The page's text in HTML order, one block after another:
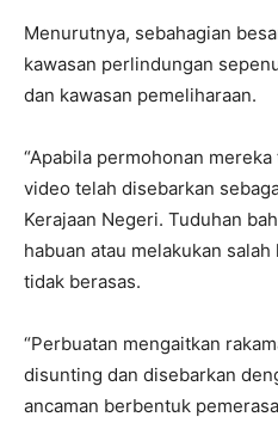
Menurutnya, sebahagian
kawasan perlindungan
dan kawasan pemeliharaan.
“Apabila permohonan
video telah disebarkan
Kerajaan Negeri. Tuduhan
habuan atau melakukan
tidak berasas.
“Perbuatan mengaitkan
disunting dan disebarkan
ancaman berbentuk